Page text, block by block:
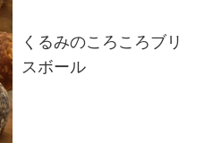
くるみのころころブリ
スボール